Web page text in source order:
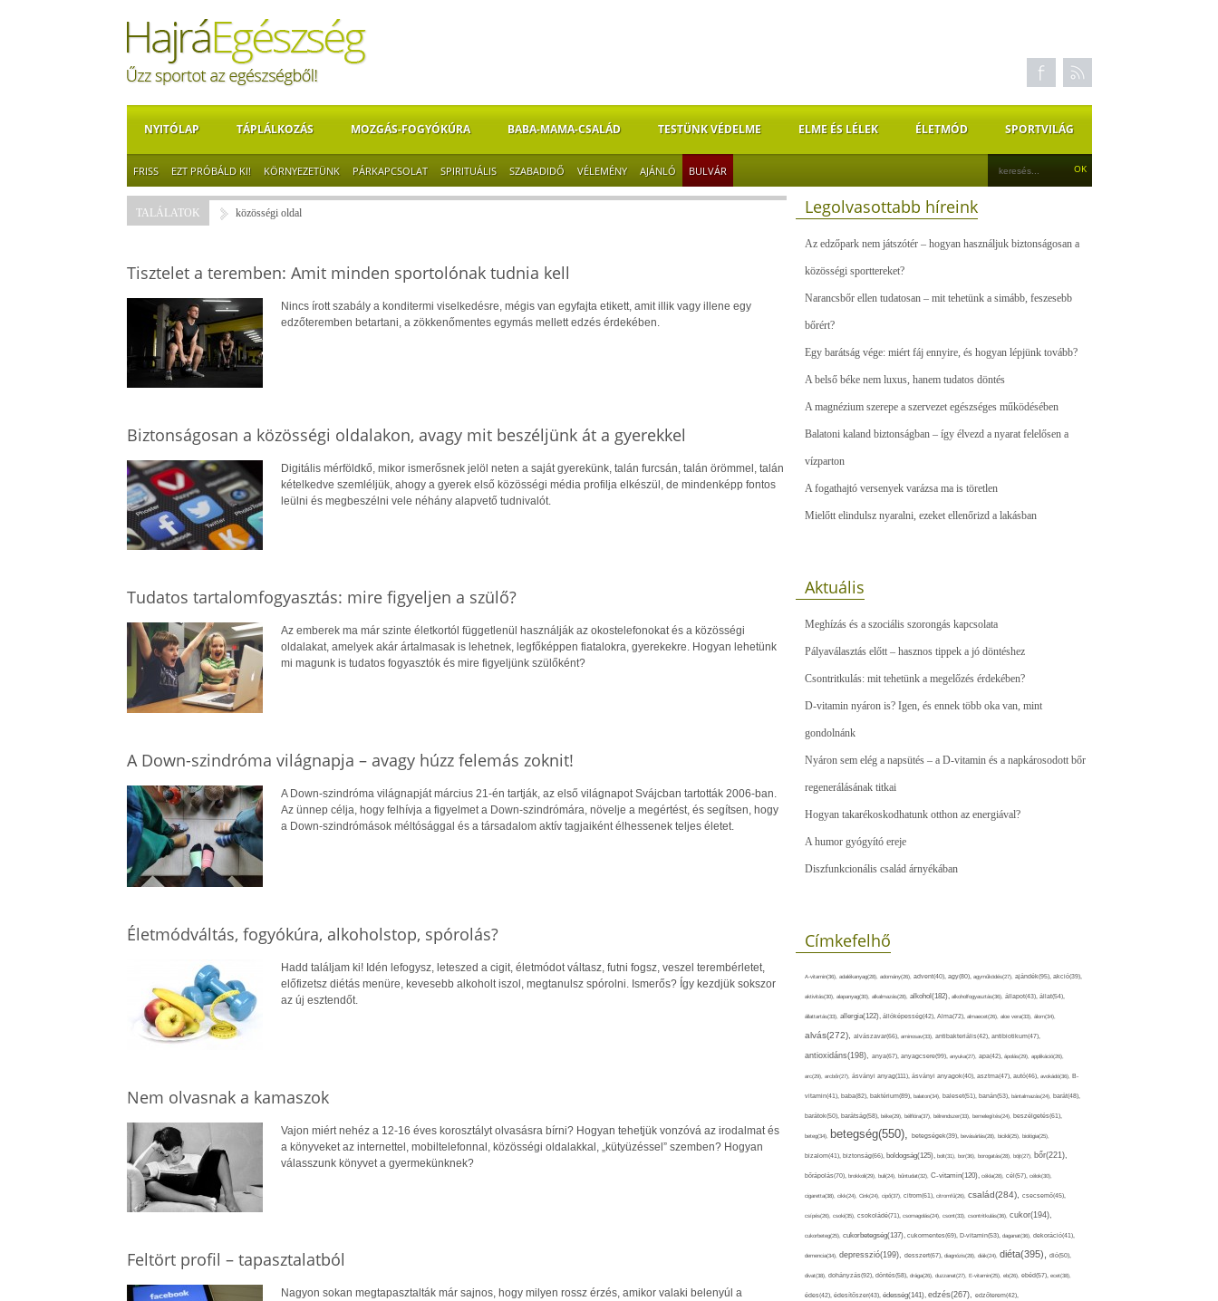
NYITÓLAP TÁPLÁLKOZÁS MOZGÁS-FOGYÓKÚRA BABA-MAMA-CSALÁD TESTÜNK VÉDELME ELME ÉS LÉLEK ÉLETMÓD SPORTVILÁG
FRISS EZT PRÓBÁLD KI! KÖRNYEZETÜNK PÁRKAPCSOLAT SPIRITUÁLIS SZABADIDŐ VÉLEMÉNY AJÁNLÓ BULVÁR
TALÁLATOK közösségi oldal
Tisztelet a teremben: Amit minden sportolónak tudnia kell
Nincs írott szabály a konditermi viselkedésre, mégis van egyfajta etikett, amit illik vagy illene egy
edzőteremben betartani, a zökkenőmentes egymás mellett edzés érdekében.
Biztonságosan a közösségi oldalakon, avagy mit beszéljünk át a gyerekkel
Digitális mérföldkő, mikor ismerősnek jelöl neten a saját gyerekünk, talán furcsán, talán örömmel, talán
kételkedve szemléljük, ahogy a gyerek első közösségi média profilja elkészül, de mindenképp fontos
leülni és megbeszélni vele néhány alapvető tudnivalót.
Tudatos tartalomfogyasztás: mire figyeljen a szülő?
Az emberek ma már szinte életkortól függetlenül használják az okostelefonokat és a közösségi
oldalakat, amelyek akár ártalmasak is lehetnek, legfőképpen fiatalokra, gyerekekre. Hogyan lehetünk
mi magunk is tudatos fogyasztók és mire figyeljünk szülőként?
A Down-szindróma világnapja – avagy húzz felemás zoknit!
A Down-szindróma világnapját március 21-én tartják, az első világnapot Svájcban tartották 2006-ban.
Az ünnep célja, hogy felhívja a figyelmet a Down-szindrómára, növelje a megértést, és segítsen, hogy
a Down-szindrómások méltósággal és a társadalom aktív tagjaiként élhessenek teljes életet.
Életmódváltás, fogyókúra, alkoholstop, spórolás?
Hadd találjam ki! Idén lefogysz, leteszed a cigit, életmódot váltasz, futni fogsz, veszel terembérletet,
előfizetsz diétás menüre, kevesebb alkoholt iszol, megtanulsz spórolni. Ismerős? Így kezdjük sokszor
az új esztendőt.
Nem olvasnak a kamaszok
Vajon miért nehéz a 12-16 éves korosztályt olvasásra bírni? Hogyan tehetjük vonzóvá az irodalmat és
a könyveket az internettel, mobiltelefonnal, közösségi oldalakkal, „kütyüzéssel” szemben? Hogyan
válasszunk könyvet a gyermekünknek?
Feltört profil – tapasztalatból
Nagyon sokan megtapasztalták már sajnos, hogy milyen rossz érzés, amikor valaki belenyúl a
Legolvasottabb híreink
Az edzőpark nem játszótér – hogyan használjuk biztonságosan a
közösségi sporttereket?
Narancsbőr ellen tudatosan – mit tehetünk a simább, feszesebb
bőrért?
Egy barátság vége: miért fáj ennyire, és hogyan lépjünk tovább?
A belső béke nem luxus, hanem tudatos döntés
A magnézium szerepe a szervezet egészséges működésében
Balatoni kaland biztonságban – így élvezd a nyarat felelősen a
vízparton
A fogathajtó versenyek varázsa ma is töretlen
Mielőtt elindulsz nyaralni, ezeket ellenőrizd a lakásban
Aktuális
Meghízás és a szociális szorongás kapcsolata
Pályaválasztás előtt – hasznos tippek a jó döntéshez
Csontritkulás: mit tehetünk a megelőzés érdekében?
D-vitamin nyáron is? Igen, és ennek több oka van, mint
gondolnánk
Nyáron sem elég a napsütés – a D-vitamin és a napkárosodott bőr
regenerálásának titkai
Hogyan takarékoskodhatunk otthon az energiával?
A humor gyógyító ereje
Diszfunkcionális család árnyékában
Címkefelhő
A-vitamin(36), adalékanyag(28), adomány(26), advent(40), agy(80), agyműködés(27), ajándék(95), akció(39),
aktivitás(30), alapanyag(30), alkalmazás(28), alkohol(182), alkoholfogyasztás(36), állapot(43), állat(54),
állattartás(33), allergia(122), állóképesség(42), Alma(72), almaecet(26), aloe vera(33), álom(34),
alvás(272), alvászavar(66), aminosav(33), antibakteriális(42), antibiotikum(47),
antioxidáns(198), anya(67), anyagcsere(99), anyuka(27), apa(42), ápolás(29), applikáció(26),
arc(29), arcbőr(27), ásványi anyag(111), ásványi anyagok(40), asztma(47), autó(46), avokádó(36), B-
vitamin(41), baba(82), baktérium(89), balaton(34), baleset(51), banán(53), bántalmazás(24), barát(48),
barátok(50), barátság(58), béke(29), bélflóra(37), bélrendszer(33), bemelegítés(24), beszélgetés(61),
beteg(34), betegség(550), betegségek(39), bevásárlás(28), bicikli(25), biológia(25),
bizalom(41), biztonság(66), boldogság(125), bolt(31), bor(36), borogatás(28), böjt(27), bőr(221),
bőrápolás(70), brokkoli(29), buli(24), bűntudat(32), C-vitamin(120), cékla(28), cél(57), célok(30),
cigaretta(38), cikk(24), Cink(24), cipő(37), citrom(61), citromfű(26), család(284), csecsemő(45),
csípés(26), csoki(35), csokoládé(71), csomagolás(24), csont(33), csontritkulás(36), cukor(194),
cukorbeteg(25), cukorbetegség(137), cukormentes(69), D-vitamin(53), daganat(36), dekoráció(41),
demencia(34), depresszió(199), desszert(67), diagnózis(28), diák(24), diéta(395), dió(50),
divat(38), dohányzás(92), döntés(58), drága(26), duzzanat(27), E-vitamin(25), eb(26), ebéd(57), ecet(38),
édes(42), édesítőszer(43), édesség(141), edzés(267), edzőterem(42),